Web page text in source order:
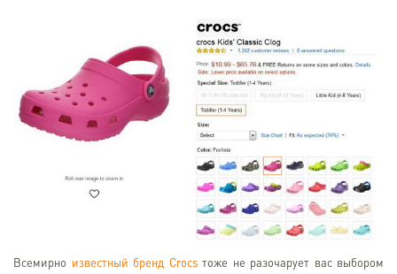
Всемирно известный бренд Crocsтоже не разочарует вас выбором